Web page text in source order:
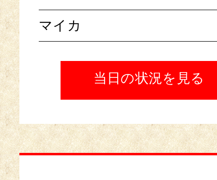
マイカ
当日の状況を見る